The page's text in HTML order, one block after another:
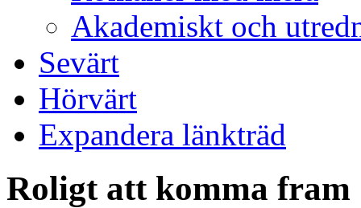
Akademiskt och
Sevärt
Hörvärt
Expandera länkträd
Roligt att komma fram